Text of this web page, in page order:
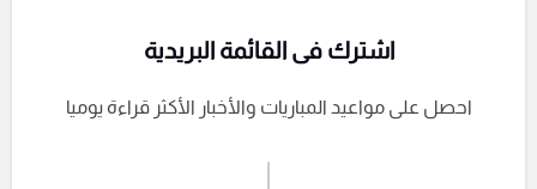
اشترك فى القائمة البريدية
احصل على مواعيد المباريات والأخبار الأكثر قراءة يوميا